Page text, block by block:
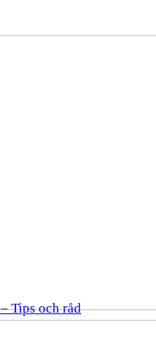
Tips och råd